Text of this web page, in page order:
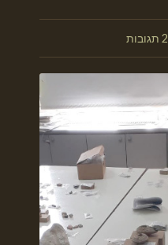
2 תגובות